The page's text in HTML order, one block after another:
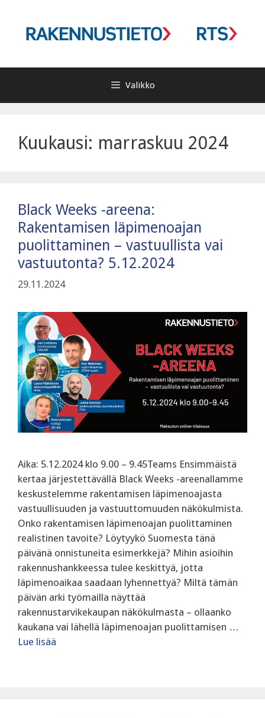
Valikko
Kuukausi: marraskuu 2024
Black Weeks -areena:
Rakentamisen läpimenoajan
puolittaminen – vastuullista vai
vastuutonta? 5.12.2024
29.11.2024
Aika: 5.12.2024 klo 9.00 – 9.45Teams Ensimmäistä
kertaa järjestettävällä Black Weeks -areenallamme
keskustelemme rakentamisen läpimenoajasta
vastuullisuuden ja vastuuttomuuden näkökulmista.
‍Onko rakentamisen läpimenoajan puolittaminen
realistinen tavoite? Löytyykö Suomesta tänä
päivänä onnistuneita esimerkkejä? Mihin asioihin
rakennushankkeessa tulee keskittyä, jotta
läpimenoaikaa saadaan lyhennettyä? Miltä tämän
päivän arki työmailla näyttää
rakennustarvikekaupan näkökulmasta – ollaanko
kaukana vai lähellä läpimenoajan puolittamisen …
Lue lisää